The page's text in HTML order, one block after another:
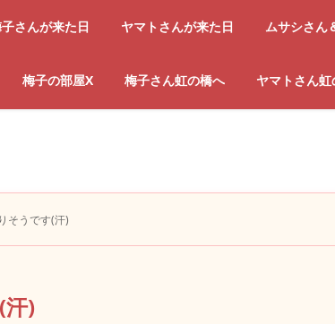
さんが来た日 ヤマトさんが来た日 ムサシさん
梅子の部屋X 梅子さん虹の橋へ ヤマトさん虹
そうです(汗)
)